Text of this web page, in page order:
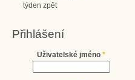
týden zpět
Přihlášení
Uživatelské jméno *